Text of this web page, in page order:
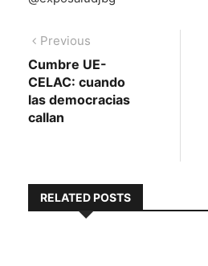
Navegación
de
entradas
Previous
post:
Cumbre UE-
CELAC: cuando
las democracias
callan
RELATED POSTS